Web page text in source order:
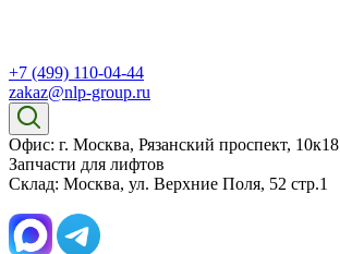
+7 (499) 110-04-44
zakaz@nlp-group.ru
Офис: г. Москва, Рязанский проспект, 10к18
Запчасти для лифтов
Склад: Москва, ул. Верхние Поля, 52 стр.1